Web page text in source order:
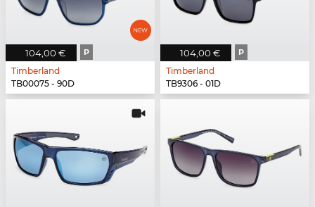
104,00 € P
Timberland
TB00075 - 90D
104,00 € P
Timberland
TB9306 - 01D